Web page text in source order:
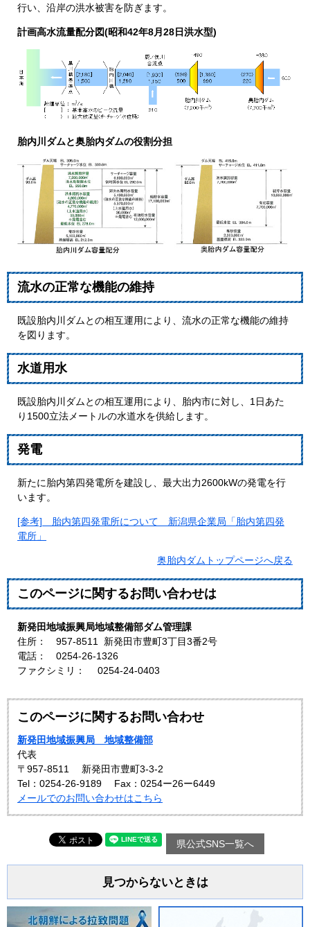
行い、沿岸の洪水被害を防ぎます。
計画高水流量配分図(昭和42年8月28日洪水型)
胎内川ダムと奥胎内ダムの役割分担
流水の正常な機能の維持
既設胎内川ダムとの相互運用により、流水の正常な機能の維持
を図ります。
水道用水
既設胎内川ダムとの相互運用により、胎内市に対し、1日あた
り1500立法メートルの水道水を供給します。
発電
新たに胎内第四発電所を建設し、最大出力2600kWの発電を行
います。
[参考] 胎内第四発電所について 新潟県企業局「胎内第四発
電所」
奥胎内ダムトップページへ戻る
このページに関するお問い合わせは
新発田地域振興局地域整備部ダム管理課
住所： 957-8511 新発田市豊町3丁目3番2号
電話： 0254-26-1326
ファクシミリ： 0254-24-0403
このページに関するお問い合わせ
新発田地域振興局 地域整備部
代表
〒957-8511
新発田市豊町3-3-2
Tel：0254-26-9189
Fax：0254ー26ー6449
メールでのお問い合わせはこちら
県公式SNS一覧へ
見つからないときは